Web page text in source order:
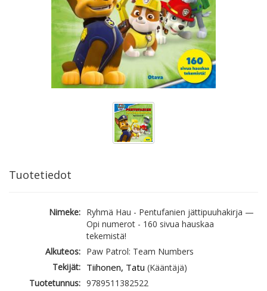
Tuotetiedot
Nimeke: Ryhmä Hau - Pentufanien jättipuuhakirja —
Opi numerot - 160 sivua hauskaa
tekemistä!
Alkuteos: Paw Patrol: Team Numbers
Tekijät: Tiihonen, Tatu (Kääntäjä)
Tuotetunnus: 9789511382522